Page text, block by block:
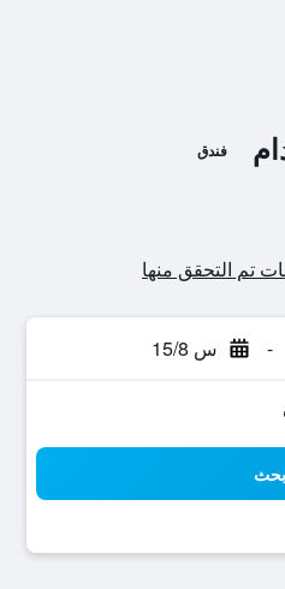
فندق
- س 15/8
بحث